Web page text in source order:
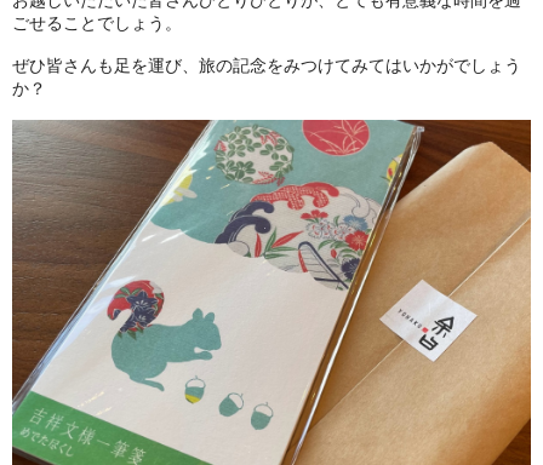
ごせることでしょう。
ぜひ皆さんも足を運び、旅の記念をみつけてみてはいかがでしょう
か？